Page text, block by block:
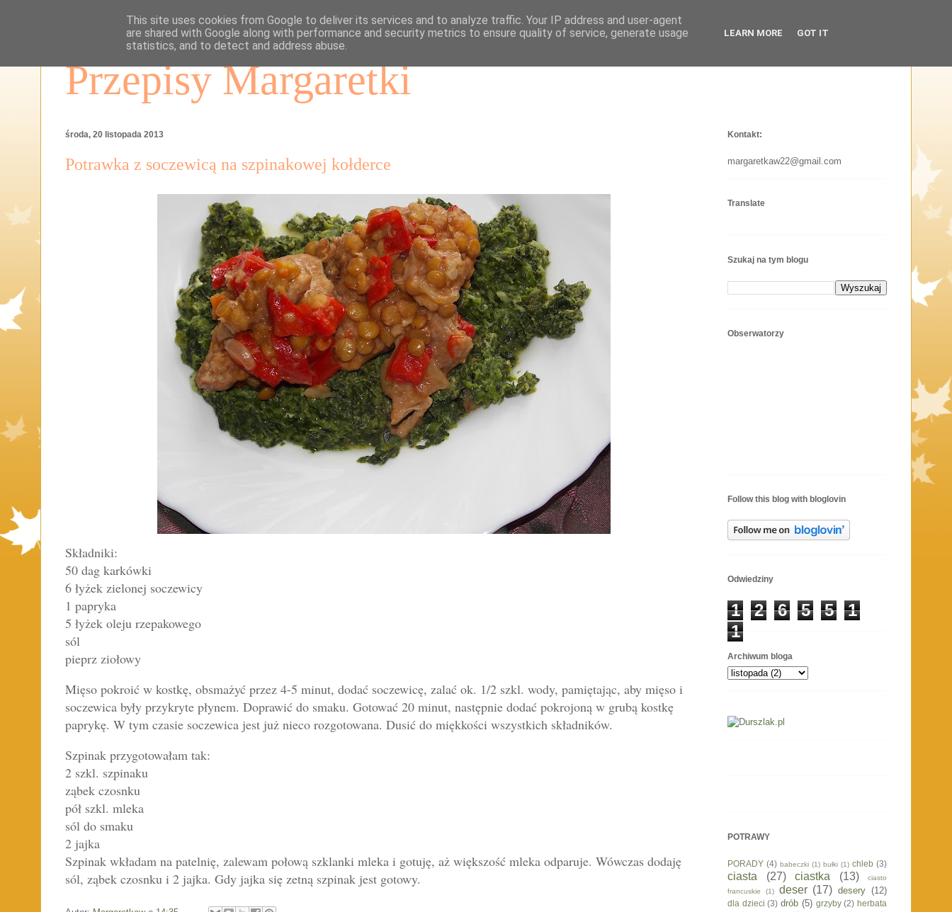
Przepisy Margaretki
środa, 20 listopada 2013
Potrawka z soczewicą na szpinakowej kołderce
Składniki:
50 dag karkówki
6 łyżek zielonej soczewicy
1 papryka
5 łyżek oleju rzepakowego
sól
pieprz ziołowy
Mięso pokroić w kostkę, obsmażyć przez 4-5 minut, dodać soczewicę, zalać ok. 1/2 szkl. wody, pamiętając, aby mięso i
soczewica były przykryte płynem. Doprawić do smaku. Gotować 20 minut, następnie dodać pokrojoną w grubą kostkę
paprykę. W tym czasie soczewica jest już nieco rozgotowana. Dusić do miękkości wszystkich składników.
Szpinak przygotowałam tak:
2 szkl. szpinaku
ząbek czosnku
pół szkl. mleka
sól do smaku
2 jajka
Szpinak wkładam na patelnię, zalewam połową szklanki mleka i gotuję, aż większość mleka odparuje. Wówczas dodaję
sól, ząbek czosnku i 2 jajka. Gdy jajka się zetną szpinak jest gotowy.
Kontakt:
margaretkaw22@gmail.com
Translate
Szukaj na tym blogu
Obserwatorzy
Follow this blog with bloglovin
Odwiedziny
1 2 6 5 5
1
1
Archiwum bloga
POTRAWY
PORADY (4) babeczki (1) bułki (1) chleb (3)
ciasta (27) ciastka (13)
ciasto
francuskie
(1) deser (17) desery (12)
dla dzieci (3) drób (5) grzyby (2) herbata
This site uses cookies from Google to deliver its services and to analyze traffic. Your IP address and user-agent
are shared with Google along with performance and security metrics to ensure quality of service, generate usage
statistics, and to detect and address abuse.
LEARN MORE GOT IT